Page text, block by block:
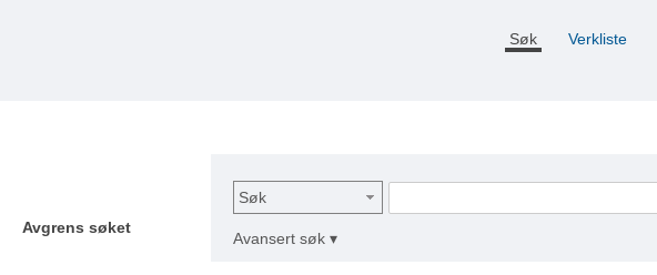
Søk Verkliste
Avgrens søket
Søk
Avansert søk ▾